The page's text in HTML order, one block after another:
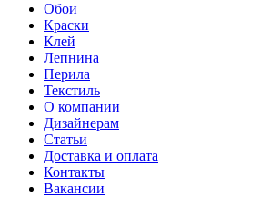
Обои
Краски
Клей
Лепнина
Перила
Текстиль
О компании
Дизайнерам
Статьи
Доставка и оплата
Контакты
Вакансии